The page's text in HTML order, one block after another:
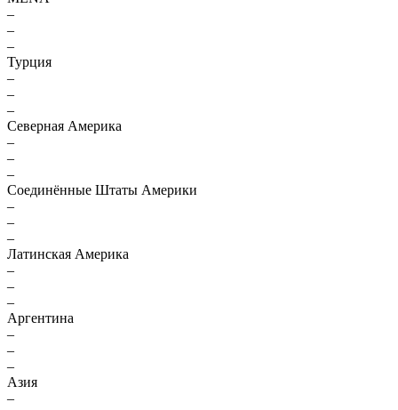
–
–
–
Турция
–
–
–
Северная Америка
–
–
–
Соединённые Штаты Америки
–
–
–
Латинская Америка
–
–
–
Аргентина
–
–
–
Азия
–